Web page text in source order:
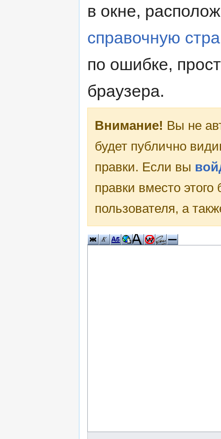
в окне,
справочную
по ошибке,
браузера.
Внимание! Вы не
будет публично
правки. Если вы
правки вместо
пользователя, а